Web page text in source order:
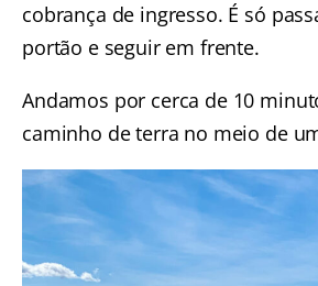
cobrança de ingresso. É só
portão e seguir em frente.
Andamos por cerca de 10
caminho de terra no meio de